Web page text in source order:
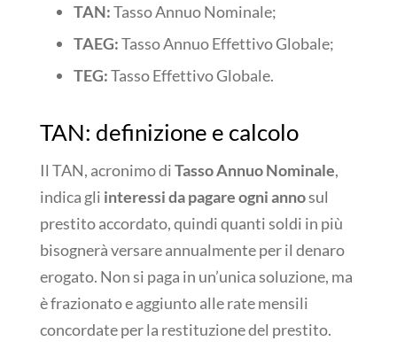
TAN:Tasso Annuo Nominale;
TAEG:Tasso Annuo Effettivo Globale;
TEG:Tasso Effettivo Globale.
TAN: definizione e calcolo
Il TAN, acronimo diTasso Annuo Nominale,
indica gli interessi da pagare ogni annosul
prestito accordato, quindi quanti soldi in più
bisognerà versare annualmente per il denaro
erogato. Non si paga in un’unica soluzione, ma
è frazionato e aggiunto alle rate mensili
concordate per la restituzione del prestito.